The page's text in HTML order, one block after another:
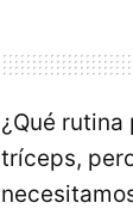
¿Qué
tríceps,